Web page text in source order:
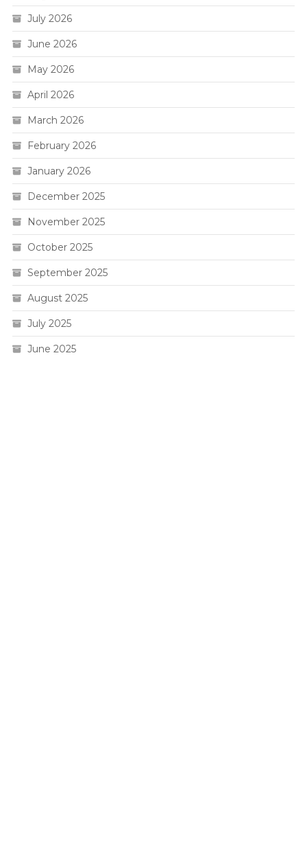
July 2026
June 2026
May 2026
April 2026
March 2026
February 2026
January 2026
December 2025
November 2025
October 2025
September 2025
August 2025
July 2025
June 2025